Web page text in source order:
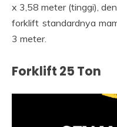
x 3,58 meter (tinggi),
forklift standardnya
3 meter.
Forklift 25 Ton